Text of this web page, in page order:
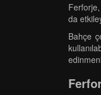
da
Bahçe